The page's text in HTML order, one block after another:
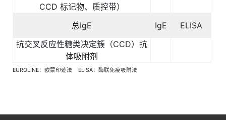
CCD 标记物、质控带）
总IgE IgE
ELISA
抗交叉反应性糖类决定簇（CCD）抗
体吸附剂
EUROLINE：欧蒙印迹法 ELISA：酶联免疫吸附法